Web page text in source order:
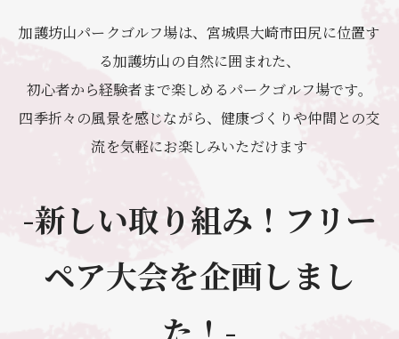
加護坊山パークゴルフ場は、宮城県大崎市田尻に位置す
る加護坊山の自然に囲まれた、
初心者から経験者まで楽しめるパークゴルフ場です。
四季折々の風景を感じながら、健康づくりや仲間との交
流を気軽にお楽しみいただけます
-新しい取り組み！フリー
ペア大会を企画しまし